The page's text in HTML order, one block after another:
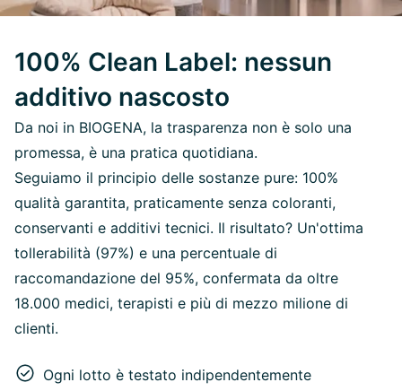
100% Clean Label: nessun
additivo nascosto
Da noi in BIOGENA, la trasparenza non è solo una
promessa, è una pratica quotidiana.
Seguiamo il principio delle sostanze pure: 100%
qualità garantita, praticamente senza coloranti,
conservanti e additivi tecnici. Il risultato? Un'ottima
tollerabilità (97%) e una percentuale di
raccomandazione del 95%, confermata da oltre
18.000 medici, terapisti e più di mezzo milione di
clienti.
Ogni lotto è testato indipendentemente